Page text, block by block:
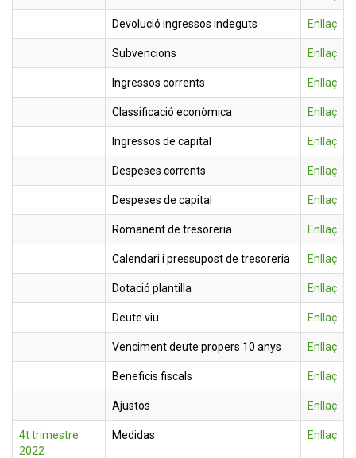
Devolució ingressos indeguts Enllaç
Subvencions Enllaç
Ingressos corrents Enllaç
Classificació econòmica Enllaç
Ingressos de capital Enllaç
Despeses corrents Enllaç
Despeses de capital Enllaç
Romanent de tresoreria Enllaç
Calendari i pressupost de tresoreria Enllaç
Dotació plantilla Enllaç
Deute viu Enllaç
Venciment deute propers 10 anys Enllaç
Beneficis fiscals Enllaç
Ajustos Enllaç
4t trimestre
2022
Medidas Enllaç